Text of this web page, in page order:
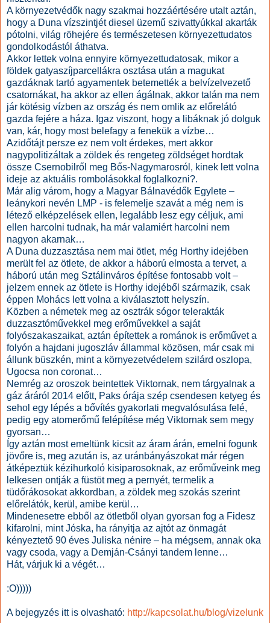
A környezetvédők nagy szakmai hozzáértésére utalt aztán,
hogy a Duna vízszintjét diesel üzemű szivattyúkkal akarták
pótolni, világ röhejére és természetesen környezettudatos
gondolkodástól áthatva.
Akkor lettek volna ennyire környezettudatosak, mikor a
földek gatyaszíjparcellákra osztása után a magukat
gazdáknak tartó agyamentek betemették a belvízelvezető
csatornákat, ha akkor az ellen ágálnak, akkor talán ma nem
jár kötésig vízben az ország és nem omlik az előrelátó
gazda fejére a háza. Igaz viszont, hogy a libáknak jó dolguk
van, kár, hogy most belefagy a fenekük a vízbe…
Azidőtájt persze ez nem volt érdekes, mert akkor
nagypolitizáltak a zöldek és rengeteg zöldséget hordtak
össze Csernobilről meg Bős-Nagymarosról, kinek lett volna
ideje az aktuális rombolásokkal foglalkozni?.
Már alig várom, hogy a Magyar Bálnavédők Egylete –
leánykori nevén LMP - is felemelje szavát a még nem is
létező elképzelések ellen, legalább lesz egy céljuk, ami
ellen harcolni tudnak, ha már valamiért harcolni nem
nagyon akarnak…
A Duna duzzasztása nem mai ötlet, még Horthy idejében
merült fel az ötlete, de akkor a háború elmosta a tervet, a
háború után meg Sztálinváros építése fontosabb volt –
jelzem ennek az ötlete is Horthy idejéből származik, csak
éppen Mohács lett volna a kiválasztott helyszín.
Közben a németek meg az osztrák sógor telerakták
duzzasztóművekkel meg erőművekkel a saját
folyószakaszaikat, aztán építettek a románok is erőművet a
folyón a hajdani jugoszláv állammal közösen, már csak mi
állunk büszkén, mint a környezetvédelem szilárd oszlopa,
Ugocsa non coronat…
Nemrég az oroszok beintettek Viktornak, nem tárgyalnak a
gáz áráról 2014 előtt, Paks órája szép csendesen ketyeg és
sehol egy lépés a bővítés gyakorlati megvalósulása felé,
pedig egy atomerőmű felépítése még Viktornak sem megy
gyorsan…
Így aztán most emeltünk kicsit az áram árán, emelni fogunk
jövőre is, meg azután is, az uránbányászokat már régen
átképeztük kézihurkoló kisiparosoknak, az erőműveink meg
lelkesen ontják a füstöt meg a pernyét, termelik a
tüdőrákosokat akkordban, a zöldek meg szokás szerint
előrelátók, kerül, amibe kerül…
Mindenesetre ebből az ötletből olyan gyorsan fog a Fidesz
kifarolni, mint Jóska, ha rányitja az ajtót az önmagát
kényeztető 90 éves Juliska nénire – ha mégsem, annak oka
vagy csoda, vagy a Demján-Csányi tandem lenne…
Hát, várjuk ki a végét…
:O)))))
A bejegyzés itt is olvasható: http://kapcsolat.hu/blog/vizelunk